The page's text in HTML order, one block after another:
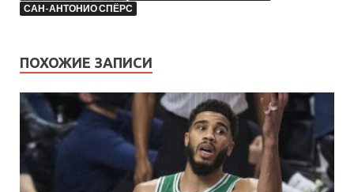
САН-АНТОНИО СПЁРС
ПОХОЖИЕ ЗАПИСИ